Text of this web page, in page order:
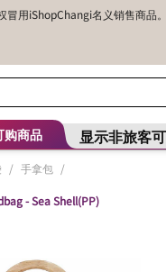
冒用iShopChangi名义销售商品
购商品 显示非旅客
/ 手拿包 /
- Sea Shell(PP)